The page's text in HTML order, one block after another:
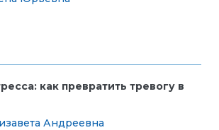
как превратить тревогу в
Андреевна